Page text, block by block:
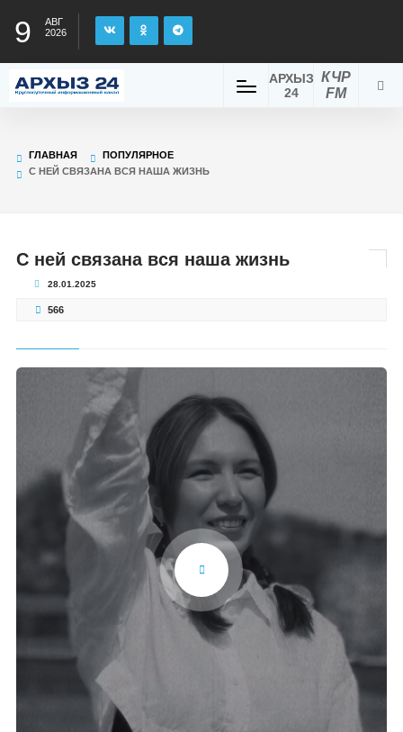
9
АВГ
2026
КЧР
FM
АРХЫЗ
24
ГЛАВНАЯ
ПОПУЛЯРНОЕ
С НЕЙ СВЯЗАНА ВСЯ НАША ЖИЗНЬ
С ней связана вся наша жизнь
28.01.2025
566